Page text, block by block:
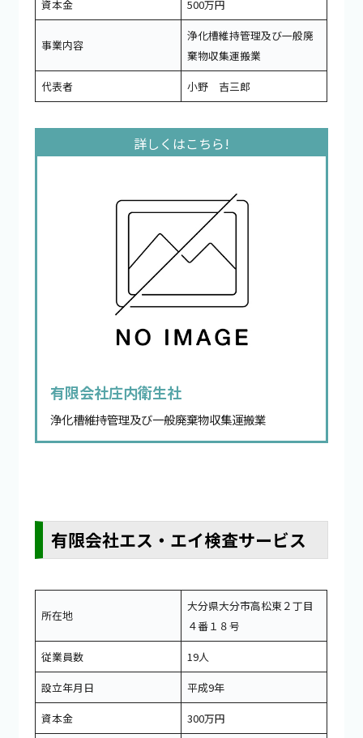
資本金
500万円
事業内容
浄化槽維持管理及び一般廃
棄物収集運搬業
代表者
小野 吉三郎
有限会社庄内衛生社
浄化槽維持管理及び一般廃棄物収集運搬業
有限会社エス・エイ検査サービス
所在地
大分県大分市高松東２丁目
４番１８号
従業員数
19人
設立年月日
平成9年
資本金
300万円